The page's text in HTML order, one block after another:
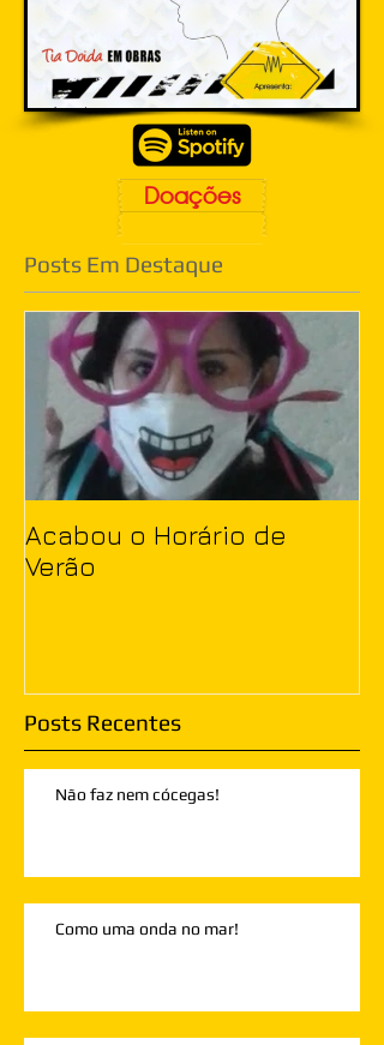
Doações
Posts Em Destaque
Acabou o Horário de
Verão
Posts Recentes
Não faz nem cócegas!
Como uma onda no mar!